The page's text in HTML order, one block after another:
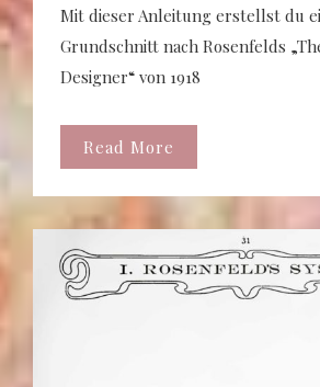
Mit dieser Anleitung erstellst du
Grundschnitt nach Rosenfelds
Designer“ von 1918
Read More